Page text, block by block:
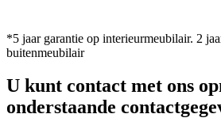
*5 jaar garantie op interieurmeubilair. 2
buitenmeubilair
U kunt contact met ons
onderstaande